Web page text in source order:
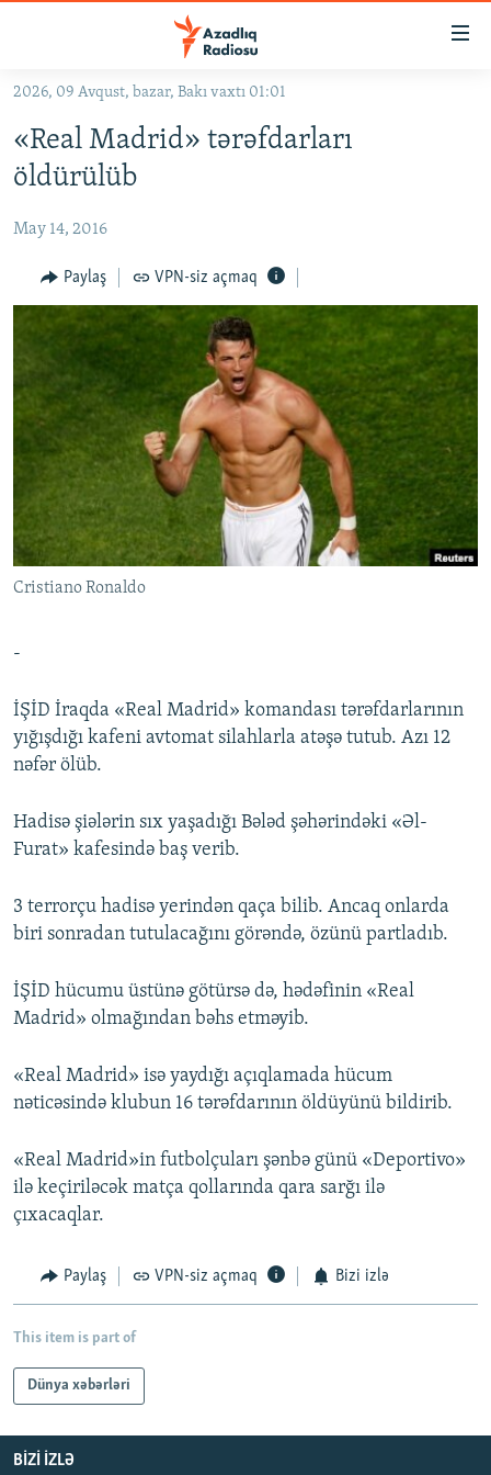
Əsas
qayıt
Əsas
qayıt
#ƏSLINDƏ
FƏRQƏ BAX
QANUNI DOĞRU
ARAŞDIRMA
MULTIMEDIA
FOTOQALEREYA
İNFOQRAFIKA
KARIKATURA
RADIO ARXIV
OXU ZALI
AZƏRBAYCAN ƏDƏBIYYATI KITABXANASI
İSLAM VƏ DEMOKRATIYA
İZ - MƏDƏNIYYƏT PROQRAMI
HAQQIMIZDA
MISSIYAMIZ
PEŞƏ ETIKASI VƏ JURNALISTIKA STANDARTLARIMIZ
MATERIALLARIMIZDAN ISTIFADƏ
XƏBƏR BÜLLETENLƏRIMIZ
BIZI IZLƏ
2026, 09 Avqust, bazar, Bakı vaxtı 01:01
«Real Madrid» tərəfdarları
öldürülüb
May 14, 2016
Paylaş VPN-siz açmaq
Cristiano Ronaldo
-
İŞİD İraqda «Real Madrid» komandası tərəfdarlarının
yığışdığı kafeni avtomat silahlarla atəşə tutub. Azı 12
nəfər ölüb.
Hadisə şiələrin sıx yaşadığı Bələd şəhərindəki «Əl-
Furat» kafesində baş verib.
3 terrorçu hadisə yerindən qaça bilib. Ancaq onlarda
biri sonradan tutulacağını görəndə, özünü partladıb.
İŞİD hücumu üstünə götürsə də, hədəfinin «Real
Madrid» olmağından bəhs etməyib.
«Real Madrid» isə yaydığı açıqlamada hücum
nəticəsində klubun 16 tərəfdarının öldüyünü bildirib.
«Real Madrid»in futbolçuları şənbə günü «Deportivo»
ilə keçiriləcək matça qollarında qara sarğı ilə
çıxacaqlar.
Paylaş VPN-siz açmaq Bizi izlə
This item is part of
Dünya xəbərləri
BIZI IZLƏ